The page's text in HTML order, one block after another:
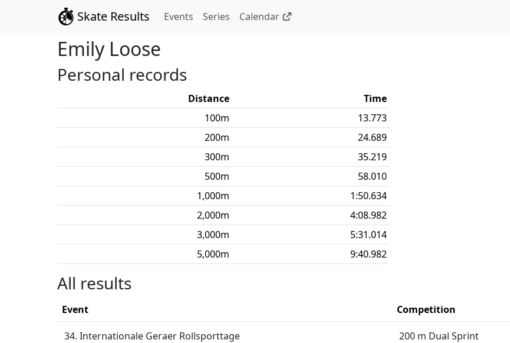
Skate Results Events Series Calendar
Emily Loose
Personal records
Distance
Time
100m
13.773
200m
24.689
300m
35.219
500m
58.010
1,000m
1:50.634
2,000m
4:08.982
3,000m
5:31.014
5,000m 9:40.982
All results
Event Competition
34. Internationale Geraer Rollsporttage 200 m Dual Sprint